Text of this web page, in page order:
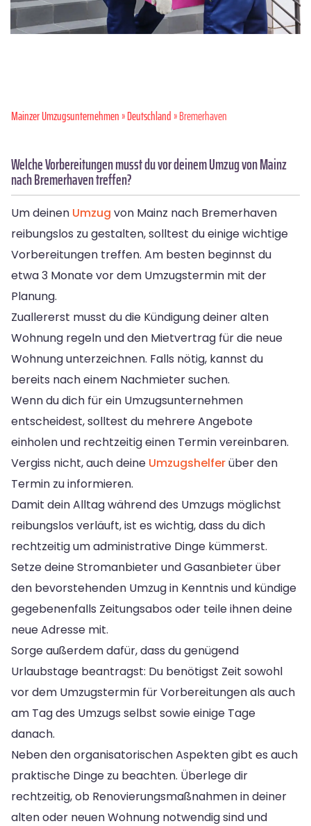
Mainzer Umzugsunternehmen»Deutschland» Bremer­haven
Welche Vorbereitungen musst du vor deinem Umzug von Mainz
nach Bremerhaven treffen?
Um deinen Umzug von Mainz nach Bremerhaven
reibungslos zu gestalten, solltest du einige wichtige
Vorbereitungen treffen. Am besten beginnst du
etwa 3 Monate vor dem Umzugstermin mit der
Planung.
Zuallererst musst du die Kündigung deiner alten
Wohnung regeln und den Mietvertrag für die neue
Wohnung unterzeichnen. Falls nötig, kannst du
bereits nach einem Nachmieter suchen.
Wenn du dich für ein Umzugsunternehmen
entscheidest, solltest du mehrere Angebote
einholen und rechtzeitig einen Termin vereinbaren.
Vergiss nicht, auch deine Umzugshelferüber den
Termin zu informieren.
Damit dein Alltag während des Umzugs möglichst
reibungslos verläuft, ist es wichtig, dass du dich
rechtzeitig um administrative Dinge kümmerst.
Setze deine Stromanbieter und Gasanbieter über
den bevorstehenden Umzug in Kenntnis und kündige
gegebenenfalls Zeitungsabos oder teile ihnen deine
neue Adresse mit.
Sorge außerdem dafür, dass du genügend
Urlaubstage beantragst: Du benötigst Zeit sowohl
vor dem Umzugstermin für Vorbereitungen als auch
am Tag des Umzugs selbst sowie einige Tage
danach.
Neben den organisatorischen Aspekten gibt es auch
praktische Dinge zu beachten. Überlege dir
rechtzeitig, ob Renovierungsmaßnahmen in deiner
alten oder neuen Wohnung notwendig sind und